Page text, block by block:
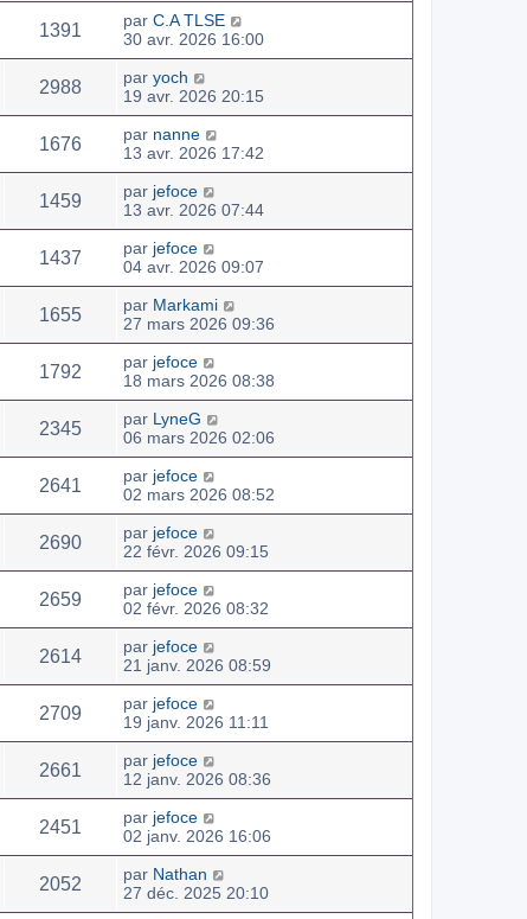
1391 par C.A TLSE
30 avr. 2026 16:00
2988 par yoch
19 avr. 2026 20:15
1676 par nanne
13 avr. 2026 17:42
1459 par jefoce
13 avr. 2026 07:44
1437 par jefoce
04 avr. 2026 09:07
1655 par Markami
27 mars 2026 09:36
1792 par jefoce
18 mars 2026 08:38
2345 par LyneG
06 mars 2026 02:06
2641 par jefoce
02 mars 2026 08:52
2690 par jefoce
22 févr. 2026 09:15
2659 par jefoce
02 févr. 2026 08:32
2614 par jefoce
21 janv. 2026 08:59
2709 par jefoce
19 janv. 2026 11:11
2661 par jefoce
12 janv. 2026 08:36
2451 par jefoce
02 janv. 2026 16:06
2052 par Nathan
27 déc. 2025 20:10